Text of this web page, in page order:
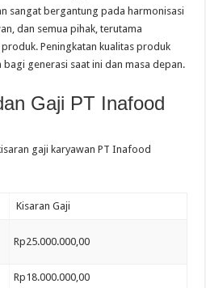
sangat bergantung pada harmonisasi
dan semua pihak, terutama
Peningkatan kualitas produk
generasi saat ini dan masa depan.
Gaji PT Inafood
gaji karyawan PT Inafood
Kisaran Gaji
Rp25.000.000,00
Rp18.000.000,00